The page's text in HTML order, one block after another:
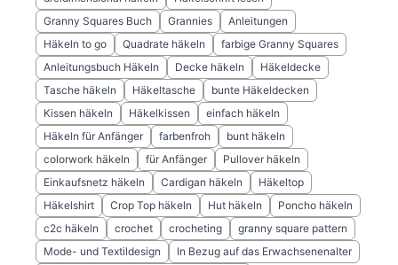
Granny Squares Buch
Grannies
Anleitungen
Häkeln to go
Quadrate häkeln
farbige Granny Squares
Anleitungsbuch Häkeln
Decke häkeln
Häkeldecke
Tasche häkeln
Häkeltasche
bunte Häkeldecken
Kissen häkeln
Häkelkissen
einfach häkeln
Häkeln für Anfänger
farbenfroh
bunt häkeln
colorwork häkeln
für Anfänger
Pullover häkeln
Einkaufsnetz häkeln
Cardigan häkeln
Häkeltop
Häkelshirt
Crop Top häkeln Hut häkeln
Poncho häkeln
c2c häkeln
crochet crocheting
granny square pattern
Mode- und Textildesign
In Bezug auf das Erwachsenenalter